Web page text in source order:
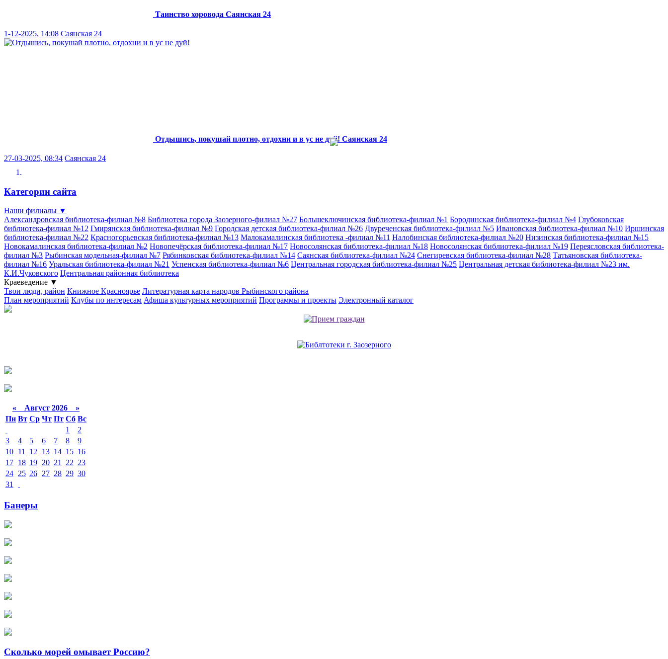
Таинство хоровода Саянская 24
1-12-2025, 14:08 Саянская 24
Отдышись, покушай плотно, отдохни и в ус не дуй! Саянская 24
27-03-2025, 08:34 Саянская 24
Категории сайта
Наши филиалы ▼
Александровская библиотека-филиал №8 Библиотека города Заозерного-филиал №27 Большеключинская библиотека-филиал №1 Бородинская библиотека-филиал №4 Глубоковская
библиотека-филиал №12 Гмирянская библиотека-филиал №9 Городская детская библиотека-филиал №26 Двуреченская библиотека-филиал №5 Ивановская библиотека-филиал №10 Иршинская
библиотека-филиал №22 Красногорьевская библиотека-филиал №13 Малокамалинская библиотека -филиал №11 Налобинская библиотека-филиал №20 Низинская библиотека-филиал №15
Новокамалинская библиотека-филиал №2 Новопечёрская библиотека-филиал №17 Новосолянская библиотека-филиал №18 Новосолянская библиотека-филиал №19 Переясловская библиотека-
филиал №3 Рыбинская модельная-филиал №7 Рябинковская библиотека-филиал №14 Саянская библиотека-филиал №24 Снегиревская библиотека-филиал №28 Татьяновская библиотека-
филиал №16 Уральская библиотека-филиал №21 Успенская библиотека-филиал №6 Центральная городская библиотека-филиал №25 Центральная детская библиотека-филиал №23 им.
К.И.Чуковского Центральная районная библиотека
Краеведение ▼
Твои люди, район Книжное Красноярье Литературная карта народов Рыбинского района
План мероприятий Клубы по интересам Афиша культурных мероприятий Программы и проекты Электронный каталог
« Август 2026 »
Пн Вт Ср Чт Пт Сб Вс
1
2
3
4 5 6 7 8
9
10 11 12 13 14 15 16
17 18 19 20 21 22 23
24 25 26 27 28 29 30
31
Банеры
Сколько морей омывает Россию?